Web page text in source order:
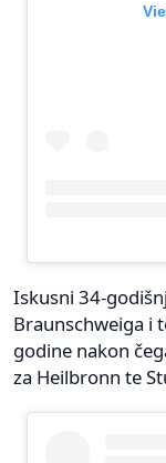
Iskusni 34-
Braunschweiga i
godine nakon
za Heilbronn te